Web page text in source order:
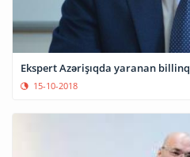
Ekspert Azərişıqda yaranan
15-10-2018